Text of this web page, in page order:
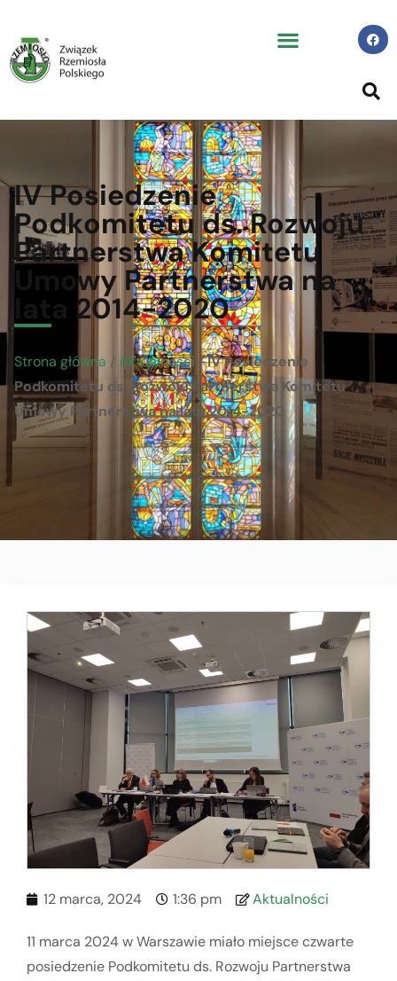
IV Posiedzenie
Podkomitetu ds. Rozwoju
Partnerstwa Komitetu
Umowy Partnerstwa na
lata 2014-2020
Strona główna / Aktualności /IV Posiedzenie
Podkomitetu ds. Rozwoju Partnerstwa Komitetu
Umowy Partnerstwa na lata 2014-2020
12 marca, 2024 1:36 pm Aktualności
11 marca 2024 w Warszawie miało miejsce czwarte
posiedzenie Podkomitetu ds. Rozwoju Partnerstwa